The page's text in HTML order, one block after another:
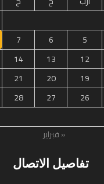
5
6
7
12
13
14
19
20
21
26
27
28
« فبراير
تفاصيل الاتصال